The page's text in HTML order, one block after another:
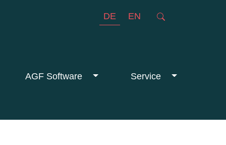
DE EN
AGF Software Service